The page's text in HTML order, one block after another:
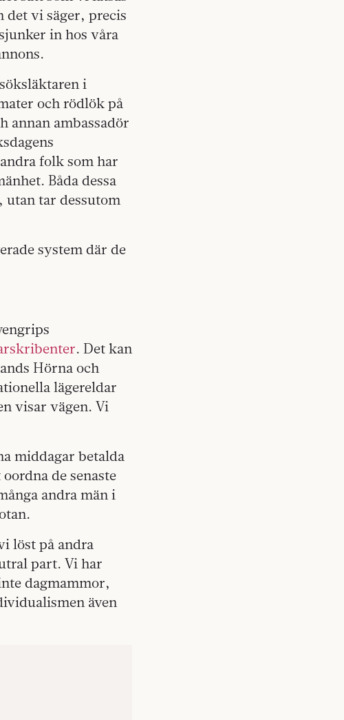
det vi säger, precis
in hos våra
i
och rödlök på
annan ambassadör
folk som har
Båda dessa
tar dessutom
system där de
. Det kan
Hörna och
lägereldar
visar vägen. Vi
middagar betalda
de senaste
andra män i
löst på andra
part. Vi har
dagmammor,
även